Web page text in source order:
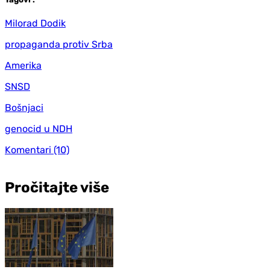
Milorad Dodik
propaganda protiv Srba
Amerika
SNSD
Bošnjaci
genocid u NDH
Komentari (10)
Pročitajte više